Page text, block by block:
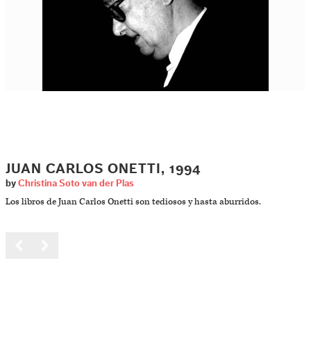
JUAN CARLOS ONETTI, 1994
by Christina Soto van der Plas
Los libros de Juan Carlos Onetti son tediosos y hasta aburridos.